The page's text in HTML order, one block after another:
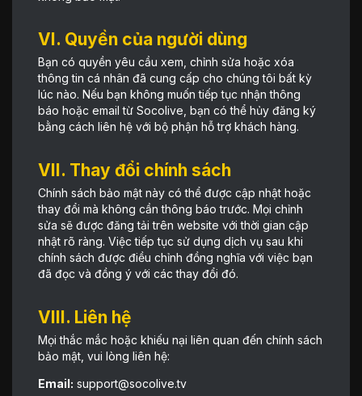
VI. Quyền của người dùng
Bạn có quyền yêu cầu xem, chỉnh sửa hoặc xóa
thông tin cá nhân đã cung cấp cho chúng tôi bất kỳ
lúc nào. Nếu bạn không muốn tiếp tục nhận thông
báo hoặc email từ Socolive, bạn có thể hủy đăng ký
bằng cách liên hệ với bộ phận hỗ trợ khách hàng.
VII. Thay đổi chính sách
Chính sách bảo mật này có thể được cập nhật hoặc
thay đổi mà không cần thông báo trước. Mọi chỉnh
sửa sẽ được đăng tải trên website với thời gian cập
nhật rõ ràng. Việc tiếp tục sử dụng dịch vụ sau khi
chính sách được điều chỉnh đồng nghĩa với việc bạn
đã đọc và đồng ý với các thay đổi đó.
VIII. Liên hệ
Mọi thắc mắc hoặc khiếu nại liên quan đến chính sách
bảo mật, vui lòng liên hệ:
Email: support@socolive.tv